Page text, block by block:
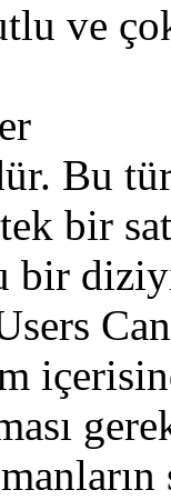
ve
Bu
bir
bir